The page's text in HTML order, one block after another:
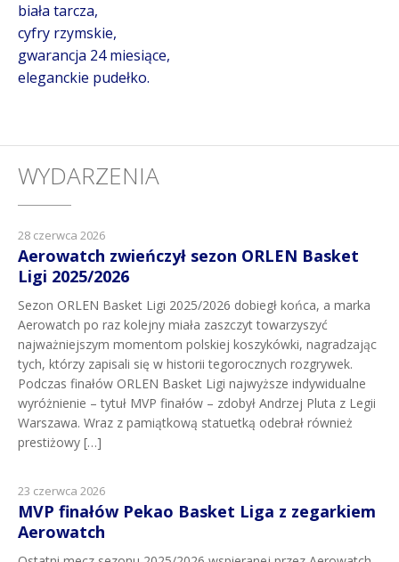
biała tarcza,
cyfry rzymskie,
gwarancja 24 miesiące,
eleganckie pudełko.
WYDARZENIA
28 czerwca 2026
Aerowatch zwieńczył sezon ORLEN Basket
Ligi 2025/2026
Sezon ORLEN Basket Ligi 2025/2026 dobiegł końca, a marka
Aerowatch po raz kolejny miała zaszczyt towarzyszyć
najważniejszym momentom polskiej koszykówki, nagradzając
tych, którzy zapisali się w historii tegorocznych rozgrywek.
Podczas finałów ORLEN Basket Ligi najwyższe indywidualne
wyróżnienie – tytuł MVP finałów – zdobył Andrzej Pluta z Legii
Warszawa. Wraz z pamiątkową statuetką odebrał również
prestiżowy […]
23 czerwca 2026
MVP finałów Pekao Basket Liga z zegarkiem
Aerowatch